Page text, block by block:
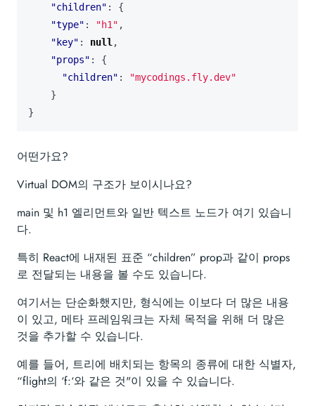
"children" :
{
"type" : "h1" ,
"key" : null ,
"props" :
{
"children" :
"mycodings.fly.dev"
}
}
어떤가요?
Virtual DOM의 구조가 보이시나요?
main 및 h1 엘리먼트와 일반 텍스트 노드가 여기 있습니
다.
특히 React에 내재된 표준 “children” prop과 같이 props
로 전달되는 내용을 볼 수도 있습니다.
여기서는 단순화했지만, 형식에는 이보다 더 많은 내용
이 있고, 메타 프레임워크는 자체 목적을 위해 더 많은
것을 추가할 수 있습니다.
예를 들어, 트리에 배치되는 항목의 종류에 대한 식별자,
“flight의 ‘f:‘와 같은 것"이 있을 수 있습니다.